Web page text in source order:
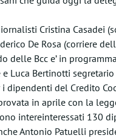
Cristina Casadei
De Rosa (corriere
delle Bcc e’ in
e Luca Bertinotti
i dipendenti del Credito
in aprile con la
intereinteressati 130
Antonio Patuelli